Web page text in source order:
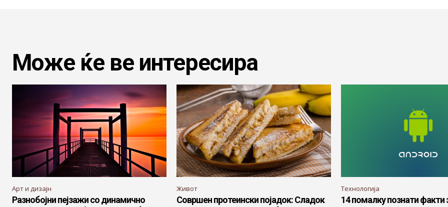
Може ќе ве интересира
Арт и дизајн
Разнобојни пејзажи со динамично
Живот
Совршен протеински појадок: Сладок
Технологија
14 помалку познати факти